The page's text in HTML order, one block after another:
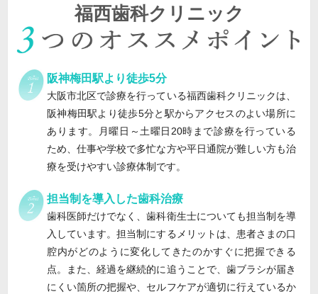
福西歯科クリニック
阪神梅田駅より徒歩5分
大阪市北区で診療を行っている福西歯科クリニックは、
阪神梅田駅より徒歩5分と駅からアクセスのよい場所に
あります。月曜日～土曜日20時まで診療を行っている
ため、仕事や学校で多忙な方や平日通院が難しい方も治
療を受けやすい診療体制です。
担当制を導入した歯科治療
歯科医師だけでなく、歯科衛生士についても担当制を導
入しています。担当制にするメリットは、患者さまの口
腔内がどのように変化してきたのかすぐに把握できる
点。また、経過を継続的に追うことで、歯ブラシが届き
にくい箇所の把握や、セルフケアが適切に行えているか